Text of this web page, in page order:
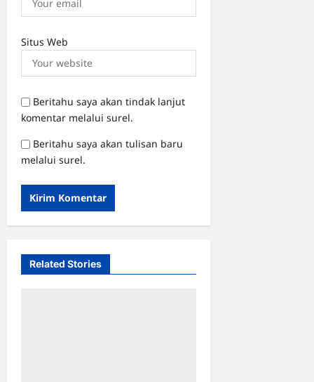
Situs Web
Beritahu saya akan tindak lanjut
komentar melalui surel.
Beritahu saya akan tulisan baru
melalui surel.
Related Stories